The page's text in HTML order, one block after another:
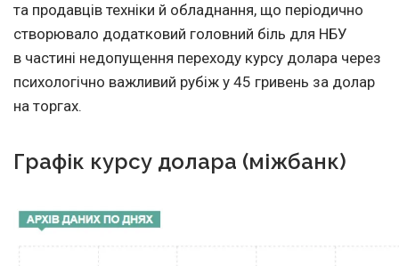
та продавців техніки й обладнання, що періодично
створювало додатковий головний біль для НБУ
в частині недопущення переходу курсу долара через
психологічно важливий рубіж у 45 гривень за долар
на торгах.
Графік курсу долара (міжбанк)